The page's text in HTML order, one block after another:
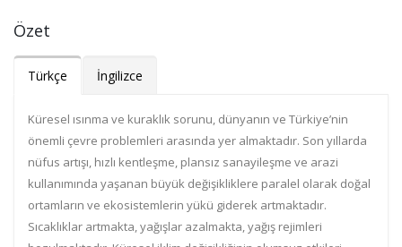
Özet
Türkçe İngilizce
Küresel ısınma ve kuraklık sorunu, dünyanın ve Türkiye’nin
önemli çevre problemleri arasında yer almaktadır. Son yıllarda
nüfus artışı, hızlı kentleşme, plansız sanayileşme ve arazi
kullanımında yaşanan büyük değişikliklere paralel olarak doğal
ortamların ve ekosistemlerin yükü giderek artmaktadır.
Sıcaklıklar artmakta, yağışlar azalmakta, yağış rejimleri